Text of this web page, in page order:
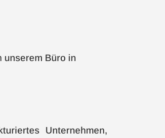
unserem Büro in
Unternehmen,